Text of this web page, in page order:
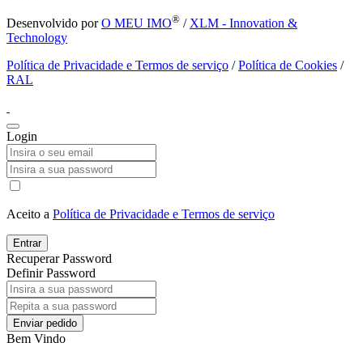
Desenvolvido porO MEU IMO® / XLM - Innovation &
Technology
Política de Privacidade e Termos de serviço /Política de Cookies /
RAL
Login
Aceito a Política de Privacidade e Termos de serviço
Entrar
Recuperar Password
Definir Password
Enviar pedido
Bem Vindo